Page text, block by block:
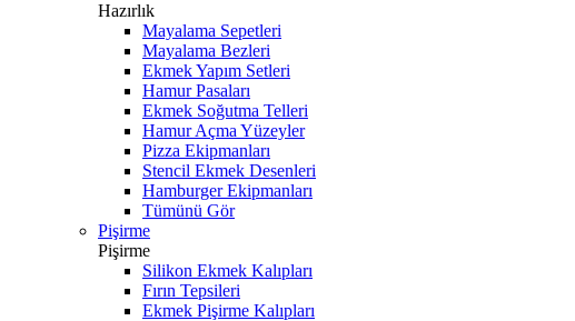
Hazırlık
Mayalama Sepetleri
Mayalama Bezleri
Ekmek Yapım Setleri
Hamur Pasaları
Ekmek Soğutma Telleri
Hamur Açma Yüzeyler
Pizza Ekipmanları
Stencil Ekmek Desenleri
Hamburger Ekipmanları
Tümünü Gör
Pişirme
Pişirme
Silikon Ekmek Kalıpları
Fırın Tepsileri
Ekmek Pişirme Kalıpları